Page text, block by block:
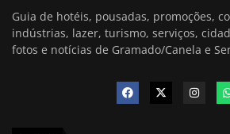
Guia de hotéis, pousadas, promoções,
indústrias, lazer, turismo, serviços,
fotos e notícias de Gramado/Canela e